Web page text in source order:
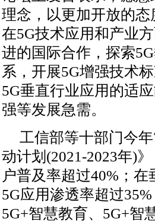
理念，以更加开放的
在5G技术应用和产业
进的国际合作，探索
系，开展5G增强技术
5G垂直行业应用的适
强等发展急需。
工信部等十部门今
动计划(2021-2023年)
户普及率超过40%；
5G应用渗透率超过
5G+智慧教育、5G+智